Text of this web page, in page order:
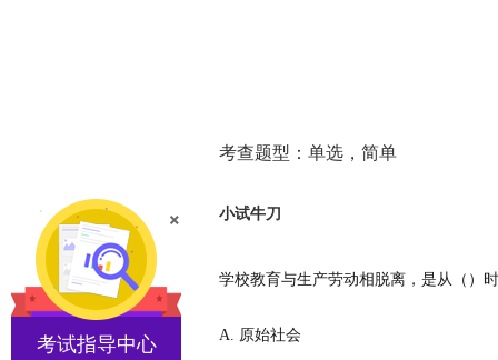
考查题型：单选，简单
小试牛刀
学校教育与生产劳动相脱离，是从（）
A. 原始社会
考试指导中心
×